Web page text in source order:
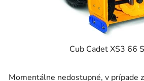
Cub Cadet XS3 66
Momentálne nedostupné, v prípade